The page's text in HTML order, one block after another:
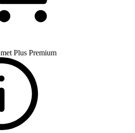
met Plus Premium